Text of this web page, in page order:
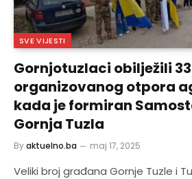
SVE VIJESTI
Gornjotuzlaci obilježili
organizovanog otpora
kada je formiran
Gornja Tuzla
Byaktuelno.ba maj 17, 2025
Veliki broj građana Gornje Tuzle i